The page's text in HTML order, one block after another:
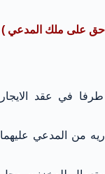
حق على ملك المدعي )
في عقد الايجار
من المدعي عليهما